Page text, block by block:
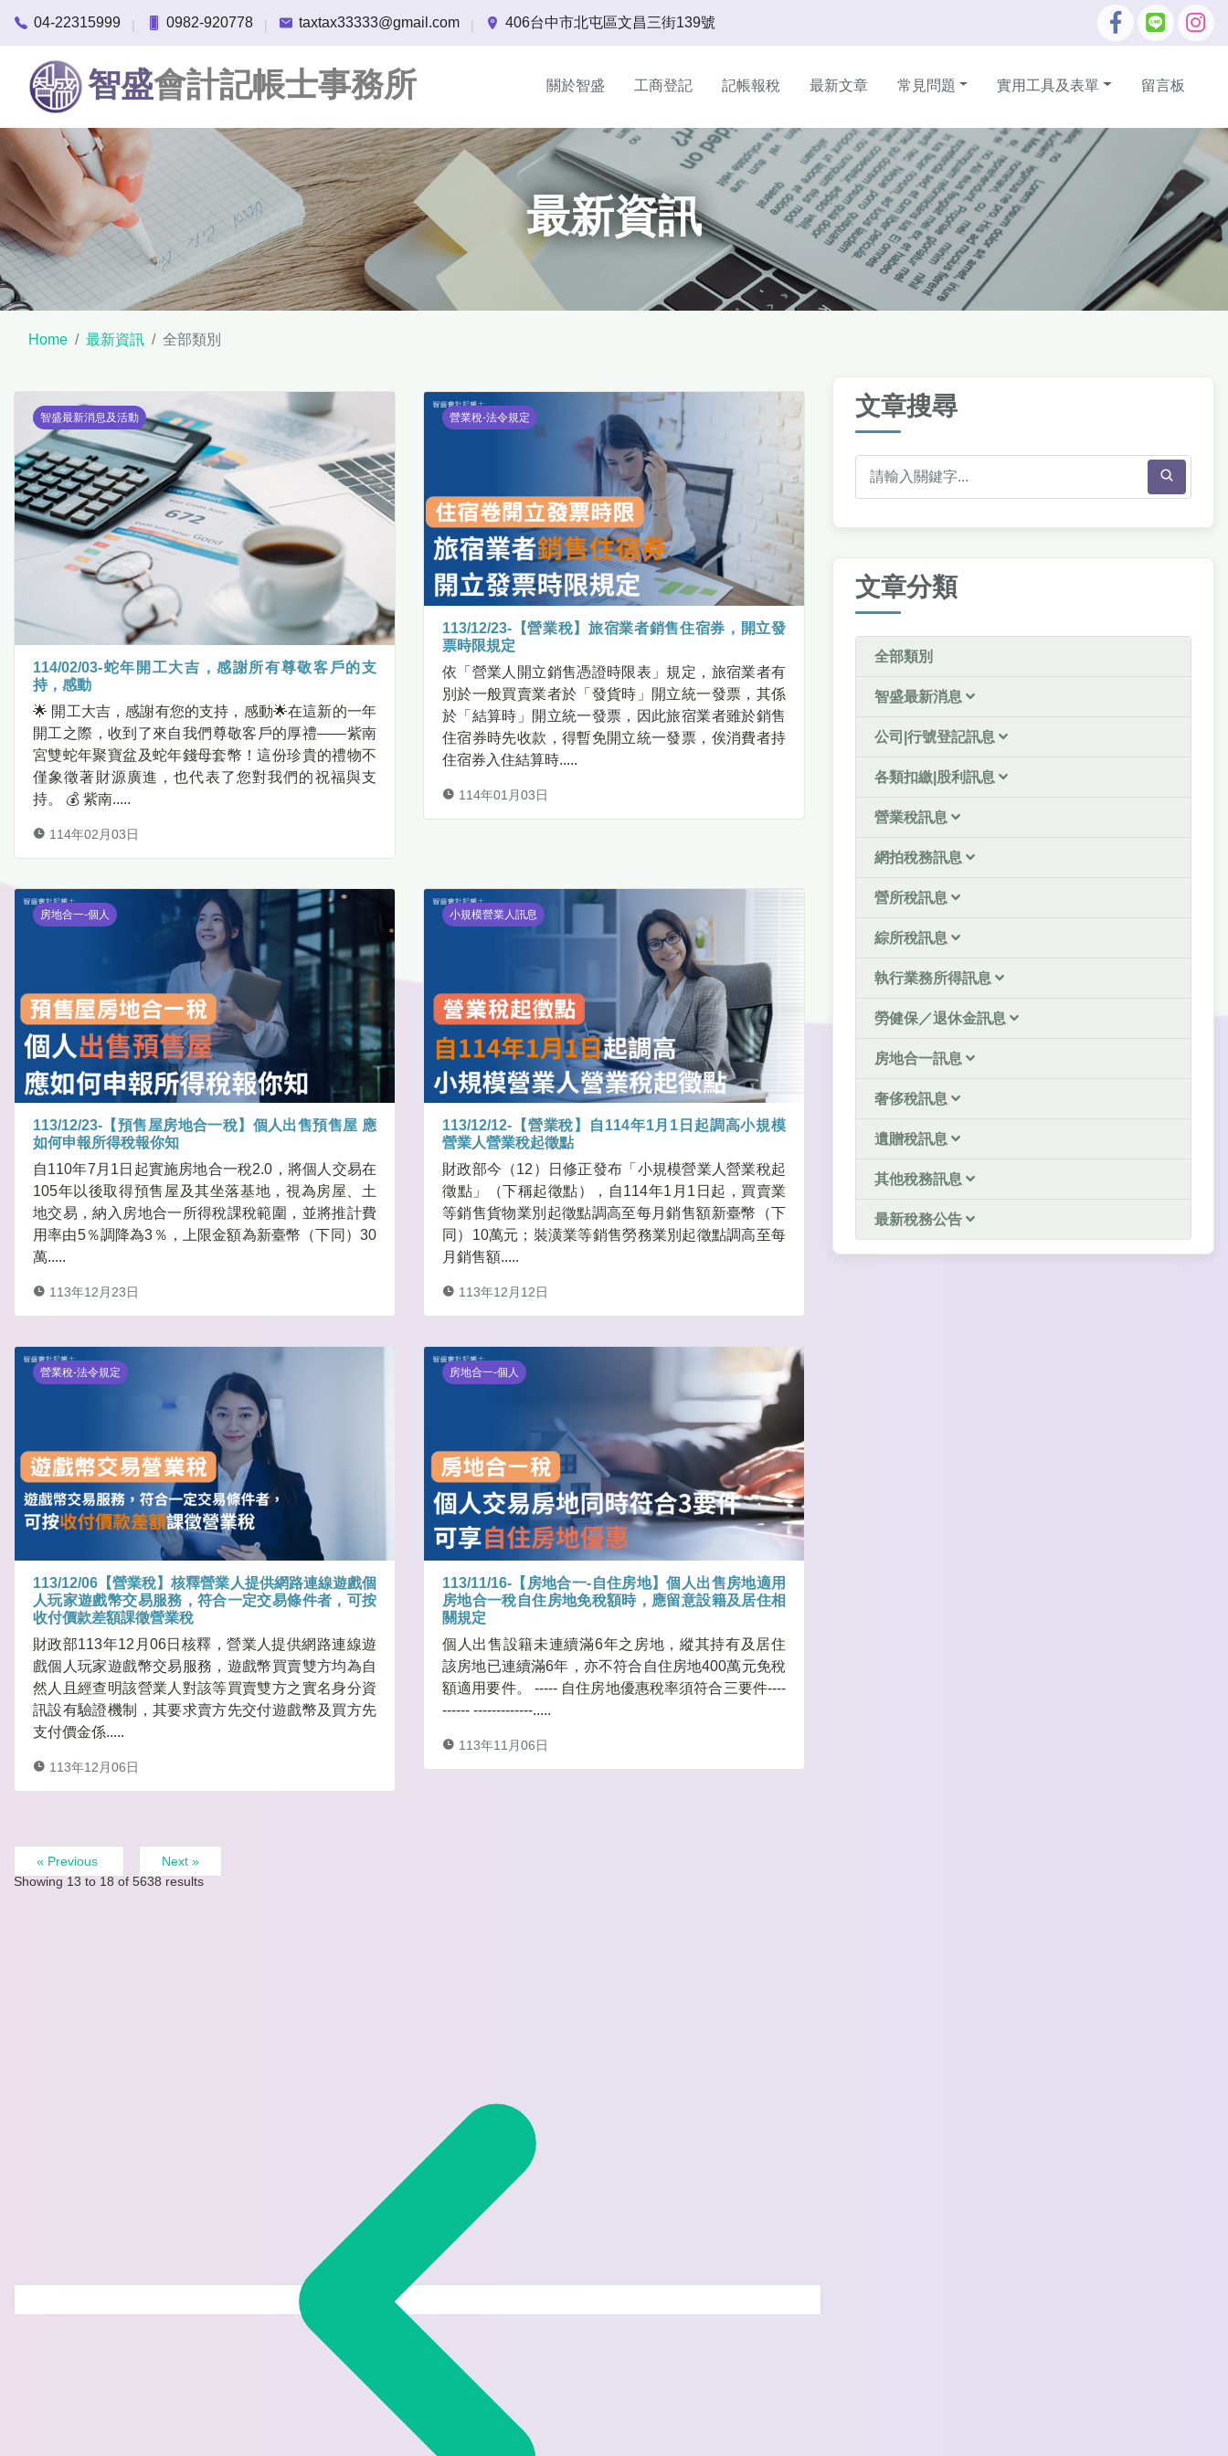
04-22315999 | 0982-920778 | taxtax33333@gmail.com | 406台中市北屯區文昌三街139號
智盛會計記帳士事務所 關於智盛 工商登記 記帳報稅 最新文章 常見問題 實用工具及表單 留言板
最新資訊
Home 最新資訊 全部類別
智盛最新消息及活動
114/02/03-蛇年開工大吉，感謝所有尊敬客戶的支
持，感動
🌟 開工大吉，感謝有您的支持，感動🌟在這新的一年
開工之際，收到了來自我們尊敬客戶的厚禮——紫南
宮雙蛇年聚寶盆及蛇年錢母套幣！這份珍貴的禮物不
僅象徵著財源廣進，也代表了您對我們的祝福與支
持。 💰 紫南.....
114年02月03日
營業稅-法令規定
113/12/23-【營業稅】旅宿業者銷售住宿券，開立發
票時限規定
依「營業人開立銷售憑證時限表」規定，旅宿業者有
別於一般買賣業者於「發貨時」開立統一發票，其係
於「結算時」開立統一發票，因此旅宿業者雖於銷售
住宿券時先收款，得暫免開立統一發票，俟消費者持
住宿券入住結算時.....
114年01月03日
房地合一-個人
113/12/23-【預售屋房地合一稅】個人出售預售屋 應
如何申報所得稅報你知
自110年7月1日起實施房地合一稅2.0，將個人交易在
105年以後取得預售屋及其坐落基地，視為房屋、土
地交易，納入房地合一所得稅課稅範圍，並將推計費
用率由5％調降為3％，上限金額為新臺幣（下同）30
萬.....
113年12月23日
小規模營業人訊息
113/12/12-【營業稅】自114年1月1日起調高小規模
營業人營業稅起徵點
財政部今（12）日修正發布「小規模營業人營業稅起
徵點」（下稱起徵點），自114年1月1日起，買賣業
等銷售貨物業別起徵點調高至每月銷售額新臺幣（下
同）10萬元；裝潢業等銷售勞務業別起徵點調高至每
月銷售額.....
113年12月12日
營業稅-法令規定
113/12/06【營業稅】核釋營業人提供網路連線遊戲個
人玩家遊戲幣交易服務，符合一定交易條件者，可按
收付價款差額課徵營業稅
財政部113年12月06日核釋，營業人提供網路連線遊
戲個人玩家遊戲幣交易服務，遊戲幣買賣雙方均為自
然人且經查明該營業人對該等買賣雙方之實名身分資
訊設有驗證機制，其要求賣方先交付遊戲幣及買方先
支付價金係.....
113年12月06日
房地合一-個人
113/11/16-【房地合一-自住房地】個人出售房地適用
房地合一稅自住房地免稅額時，應留意設籍及居住相
關規定
個人出售設籍未連續滿6年之房地，縱其持有及居住
該房地已連續滿6年，亦不符合自住房地400萬元免稅
額適用要件。 ----- 自住房地優惠稅率須符合三要件----
------ -------------.....
113年11月06日
« Previous
Next »
Showing 13 to 18 of 5638 results
文章搜尋
文章分類
全部類別
智盛最新消息
公司|行號登記訊息
各類扣繳|股利訊息
營業稅訊息
網拍稅務訊息
營所稅訊息
綜所稅訊息
執行業務所得訊息
勞健保／退休金訊息
房地合一訊息
奢侈稅訊息
遺贈稅訊息
其他稅務訊息
最新稅務公告